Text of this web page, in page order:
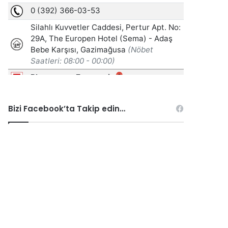
Bizi Facebook’ta Takip edin…